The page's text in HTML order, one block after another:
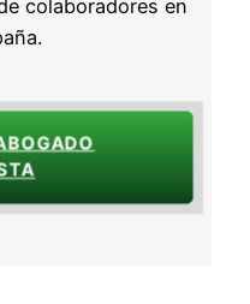
colaboradores en